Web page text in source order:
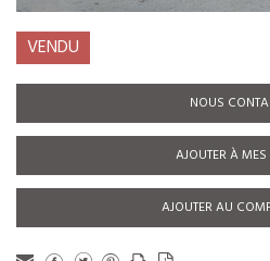
VENDU
NOUS
AJOUTER À
AJOUTER AU